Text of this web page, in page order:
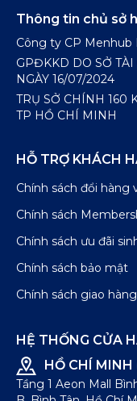
Thông tin chủ sở
Công ty CP Menhub
GPĐKKD DO SỞ
NGÀY 16/07/2024
TRỤ SỞ CHÍNH 160
TP HỒ CHÍ MINH
HỖ TRỢ KHÁCH
Chính sách đổi hàng
Chính sách
Chính sách ưu đãi
Chính sách bảo mật
Chính sách giao hàng
HỆ THỐNG CỬA
HỒ CHÍ MINH
Tầng 1 Aeon Mall